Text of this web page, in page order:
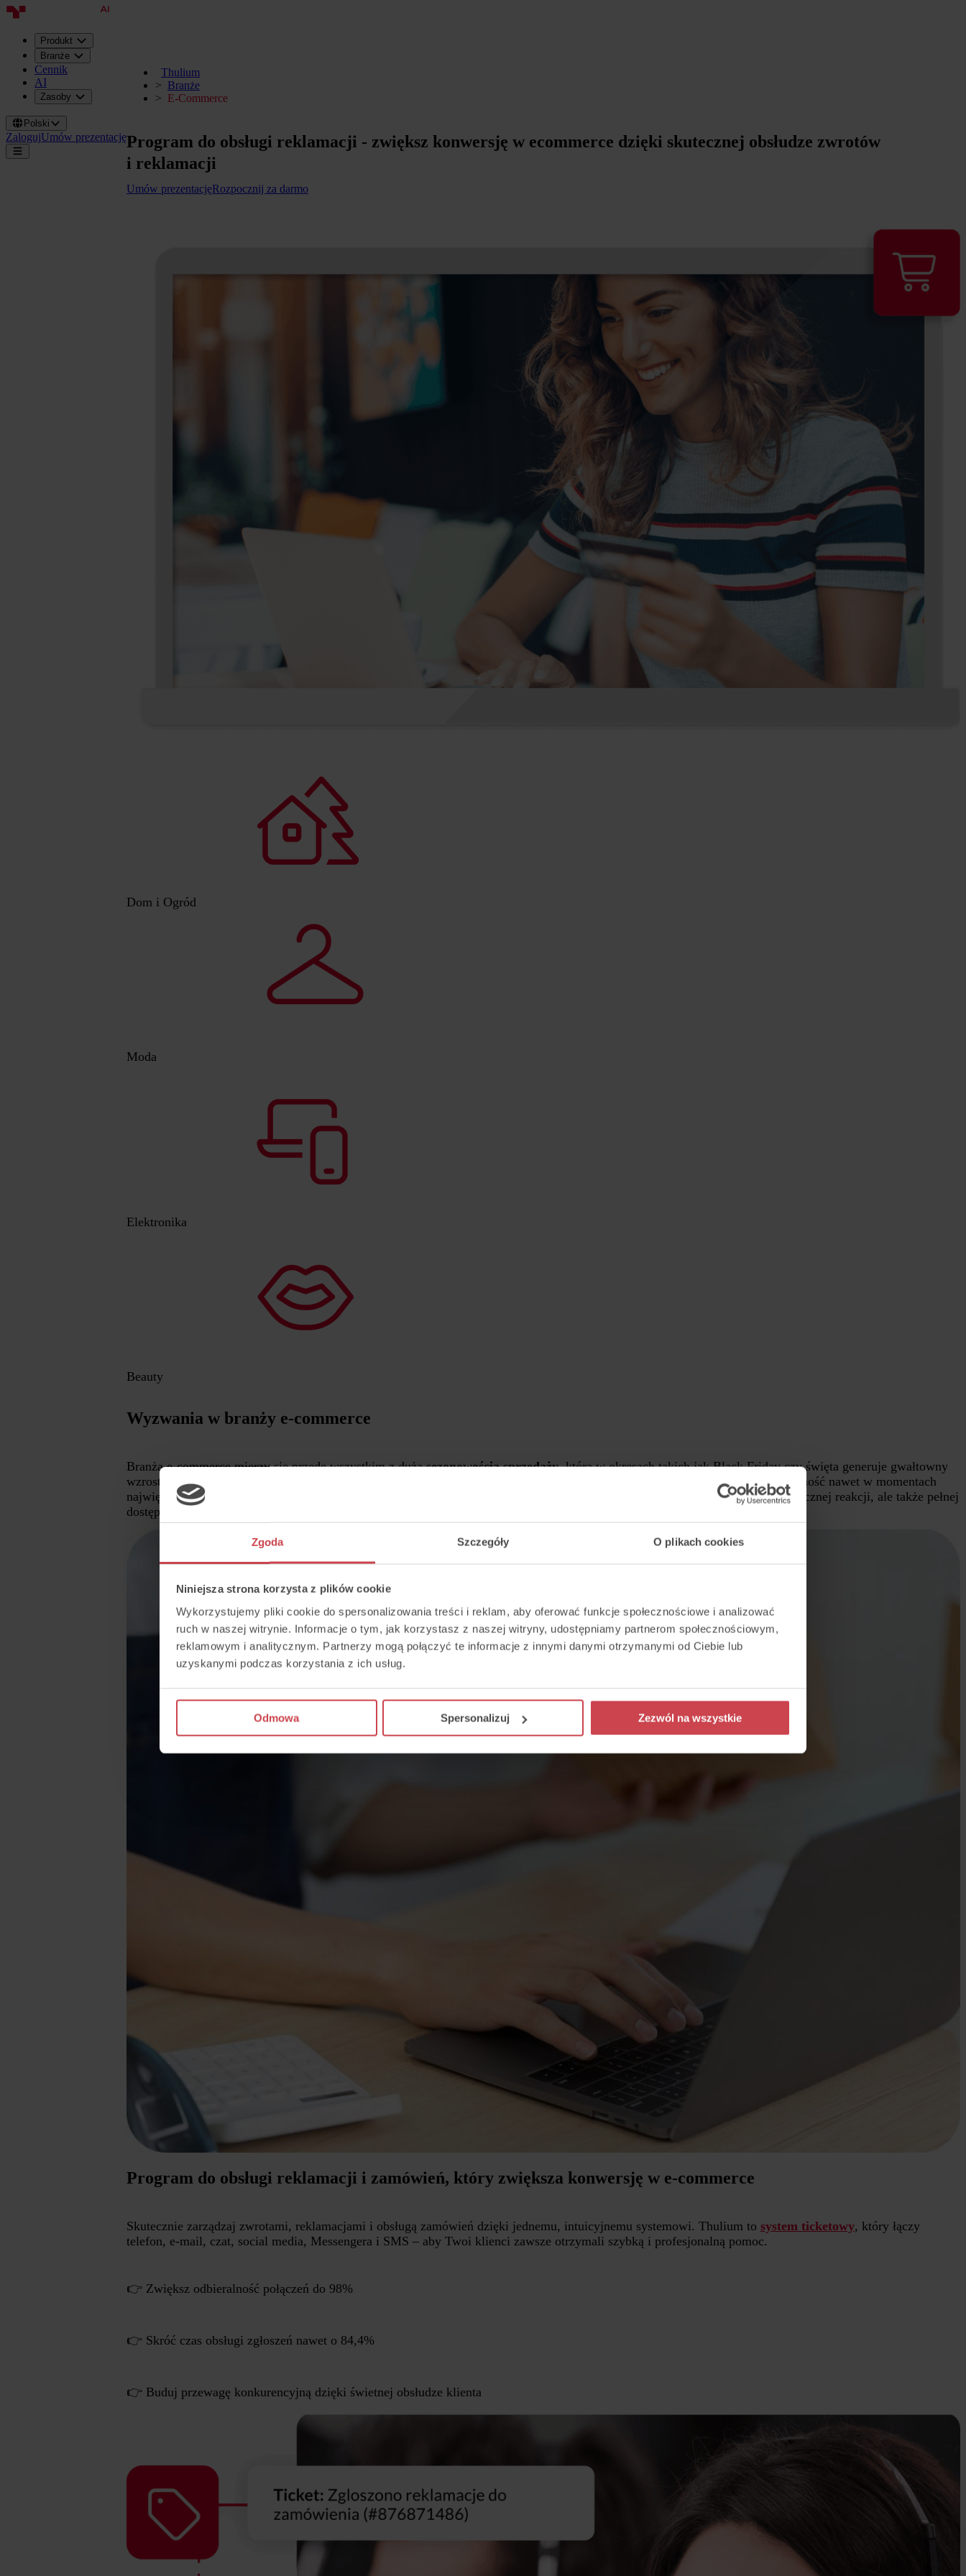
Zgoda Szczegóły O plikach cookies
Niniejsza strona korzysta z plików cookie
Wykorzystujemy pliki cookie do spersonalizowania treści i reklam, aby oferować funkcje społecznościowe i analizować
ruch w naszej witrynie. Informacje o tym, jak korzystasz z naszej witryny, udostępniamy partnerom społecznościowym,
reklamowym i analitycznym. Partnerzy mogą połączyć te informacje z innymi danymi otrzymanymi od Ciebie lub
uzyskanymi podczas korzystania z ich usług.
Odmowa Spersonalizuj Zezwól na wszystkie
Produkt
Branże
Cennik
AI
Zasoby
Polski
ZalogujUmów prezentację
Thulium
Branże
E-Commerce
Program do obsługi reklamacji - zwiększ konwersję w ecommerce dzięki skutecznej obsłudze zwrotów
i reklamacji
Umów prezentacjęRozpocznij za darmo
Dom i Ogród
Moda
Elektronika
Beauty
Wyzwania w branży e-commerce
Branża e-commerce mierzy się przede wszystkim z dużąsezonowością sprzedaży, która w okresach takich jak Black Friday czy święta generuje gwałtowny
wzrost liczby zapytań. Ta dynamika wymusza na firmach precyzyjne
, aby utrzymać wydajność nawet w momentach
największego przeciążenia. Wszystko to dzieje się pod presją
, którzy oczekują nie tylko błyskawicznej reakcji, ale także pełnej
dostępności w wielu kanałach jednocześnie, od telefonu i maila po czat i media społecznościowe.
Program do obsługi reklamacji i zamówień, który zwiększa konwersję w e-commerce
Skutecznie zarządzaj zwrotami, reklamacjami i obsługą zamówień dzięki jednemu, intuicyjnemu systemowi. Thulium to system ticketowy, który łączy
telefon, e-mail, czat, social media, Messengera i SMS – aby Twoi klienci zawsze otrzymali szybką i profesjonalną pomoc.
👉 Zwiększ odbieralność połączeń do 98%
👉 Skróć czas obsługi zgłoszeń nawet o 84,4%
👉 Buduj przewagę konkurencyjną dzięki świetnej obsłudze klienta